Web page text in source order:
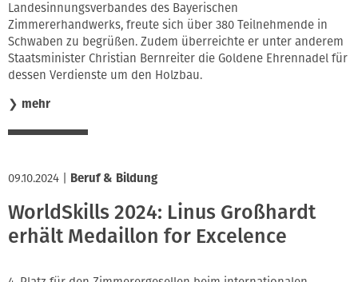
Landesinnungsverbandes des Bayerischen
Zimmererhandwerks, freute sich über 380 Teilnehmende in
Schwaben zu begrüßen. Zudem überreichte er unter anderem
Staatsminister Christian Bernreiter die Goldene Ehrennadel für
dessen Verdienste um den Holzbau.
❯ mehr
09.10.2024 Beruf & Bildung
WorldSkills 2024: Linus Großhardt
erhält Medaillon for Excelence